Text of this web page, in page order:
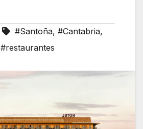
#Santoña, #Cantabria,
#restaurantes